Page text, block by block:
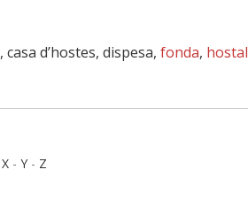
, casa d’hostes, dispesa, fonda, hostal
X - Y - Z